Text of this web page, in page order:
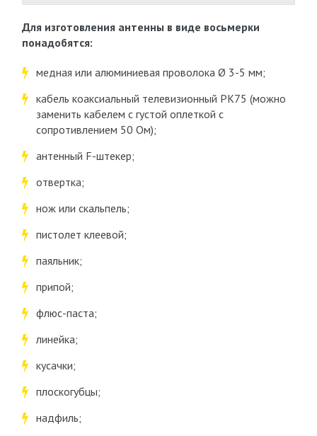
Для изготовления антенны в виде восьмерки
понадобятся:
медная или алюминиевая проволока Ø 3-5 мм;
кабель коаксиальный телевизионный РК75 (можно
заменить кабелем с густой оплеткой с
сопротивлением 50 Ом);
антенный F-штекер;
отвертка;
нож или скальпель;
пистолет клеевой;
паяльник;
припой;
флюс-паста;
линейка;
кусачки;
плоскогубцы;
надфиль;